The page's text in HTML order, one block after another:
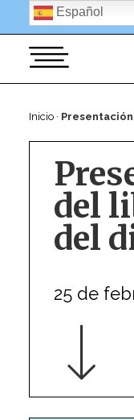
contenido
Inicio ·
del
del
25 de
Español